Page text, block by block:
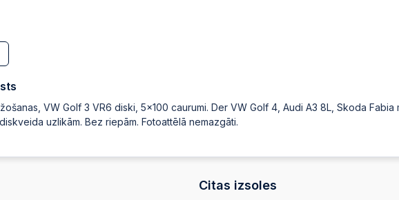
VW Golf 3 VR6 diski, 5x100 caurumi. Der VW Golf 4, Audi A3 8L, Skoda
uzlikām. Bez riepām. Fotoattēlā nemazgāti.
Citas izsoles